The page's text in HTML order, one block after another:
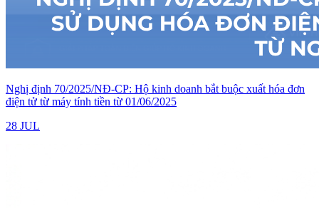
Nghị định 70/2025/NĐ-CP: Hộ kinh doanh bắt buộc xuất hóa đơn
điện tử từ máy tính tiền từ 01/06/2025
28 JUL